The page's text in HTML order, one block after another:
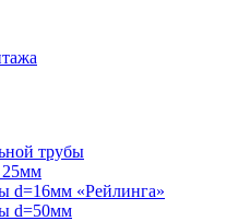
трубы
25мм
d=16мм «Рейлинга»
d=50мм